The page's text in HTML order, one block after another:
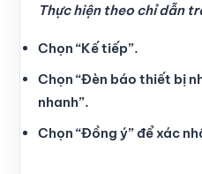
Thực hiện theo chỉ dẫn
Chọn “Kế tiếp”.
Chọn “Đèn báo thiết bị
nhanh”.
Chọn “Đồng ý” để xác